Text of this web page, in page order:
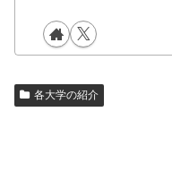
各大学の紹介